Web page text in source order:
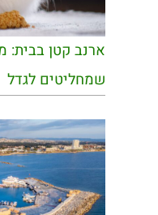
ארנב קטן בבית:
שמחליטים לגדל